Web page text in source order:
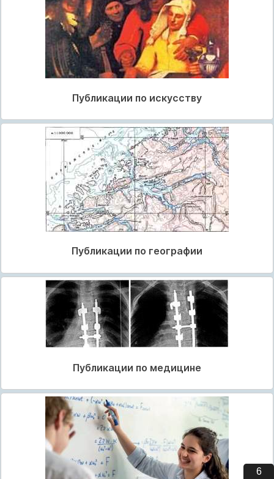
Публикации по искусству
Публикации по географии
Публикации по медицине
5